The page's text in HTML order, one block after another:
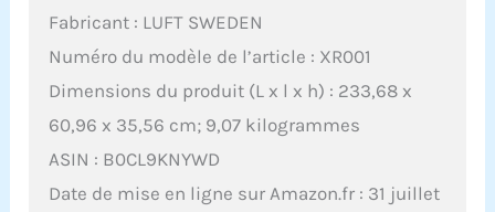
Fabricant : LUFT SWEDEN
Numéro du modèle de l’article : XR001
Dimensions du produit (L x l x h) : 233,68 x
60,96 x 35,56 cm; 9,07 kilogrammes
ASIN : B0CL9KNYWD
Date de mise en ligne sur Amazon.fr : 31 juillet